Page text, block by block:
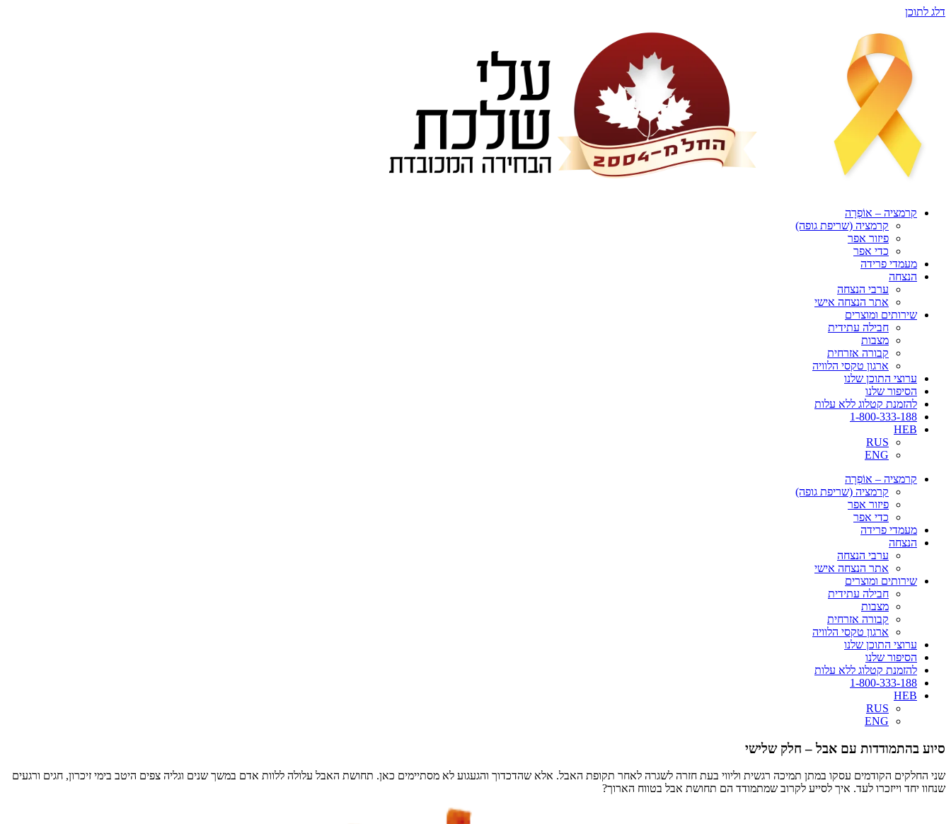
דלג לתוכן
קרמציה – אוֹפְרָה
קרמציה (שריפת גופה)
פיזור אפר
כדי אפר
מעמדי פרידה
הנצחה
ערבי הנצחה
אתר הנצחה אישי
שירותים ומוצרים
חבילה עתידית
מצבות
קבורה אזרחית
ארגון טקסי הלוויה
ערוצי התוכן שלנו
הסיפור שלנו
להזמנת קטלוג ללא עלות
1-800-333-188
HEB
RUS
ENG
קרמציה – אוֹפְרָה
קרמציה (שריפת גופה)
פיזור אפר
כדי אפר
מעמדי פרידה
הנצחה
ערבי הנצחה
אתר הנצחה אישי
שירותים ומוצרים
חבילה עתידית
מצבות
קבורה אזרחית
ארגון טקסי הלוויה
ערוצי התוכן שלנו
הסיפור שלנו
להזמנת קטלוג ללא עלות
1-800-333-188
HEB
RUS
ENG
סיוע בהתמודדות עם אבל – חלק שלישי
שני החלקים הקודמים עסקו במתן תמיכה רגשית וליווי בעת חזרה לשגרה לאחר תקופת האבל. אלא שהדכדוך והגעגוע לא מסתיימים כאן. תחושת האבל עלולה ללוות אדם במשך שנים וגליה צפים היטב בימי זיכרון, חגים ורגעים
שנחוו יחד וייזכרו לעד. איך לסייע לקרוב שמתמודד הם תחושת אבל בטווח הארוך?